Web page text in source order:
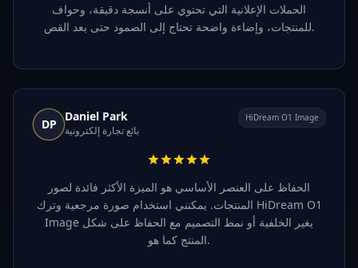
الحملات الإعلانية التي تحتوي على أنسجة دقيقة، وحواف
للمنتجات، وإضاءة واضحة تحتاج إلى الصمود حتى بعد القص.
DP
Daniel Park
بائع تجارة إلكترونية
HiDream O1 Image
الحفاظ على العنصر الأساسي هو الميزة الأكثر فائدة لصور
المنتجات. يمكنني استخدام صورة مرجعية وترك HiDream O1
Image يغير الخلفية أو نمط التصميم مع الحفاظ على شكل
المنتج كما هو.